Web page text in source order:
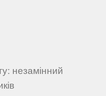
незамінний